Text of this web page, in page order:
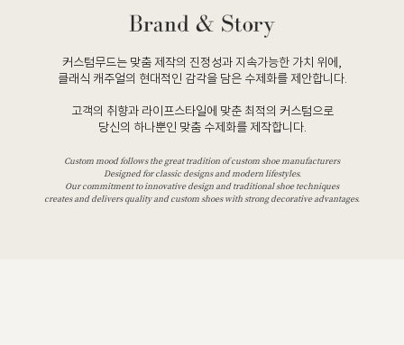
커스텀무드는 맞춤 제작의 진정성과 지속가능한 가치 위에,
클래식 캐주얼의 현대적인 감각을 담은 수제화를 제안합니다.
고객의 취향과 라이프스타일에 맞춘 최적의 커스텀으로
당신의 하나뿐인 맞춤 수제화를 제작합니다.
Custom mood follows the great tradition of custom shoe manufacturers
Designed for classic designs and modern lifestyles.
Our commitment to innovative design and traditional shoe techniques
creates and delivers quality and custom shoes with strong decorative advantages.